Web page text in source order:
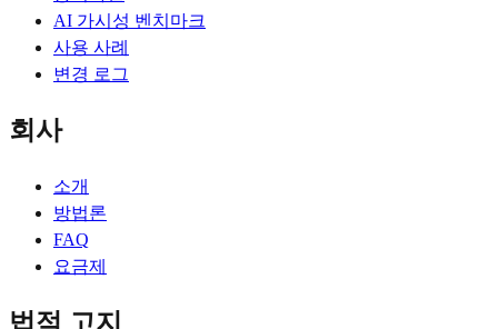
AI 가시성 벤치마크
사용 사례
변경 로그
회사
소개
방법론
FAQ
요금제
법적 고지